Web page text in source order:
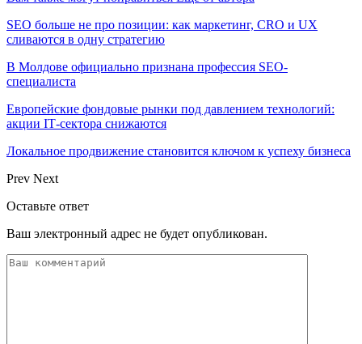
SEO больше не про позиции: как маркетинг, CRO и UX
сливаются в одну стратегию
В Молдове официально признана профессия SEO-
специалиста
Европейские фондовые рынки под давлением технологий:
акции IT‑сектора снижаются
Локальное продвижение становится ключом к успеху бизнеса
Prev Next
Оставьте ответ
Ваш электронный адрес не будет опубликован.